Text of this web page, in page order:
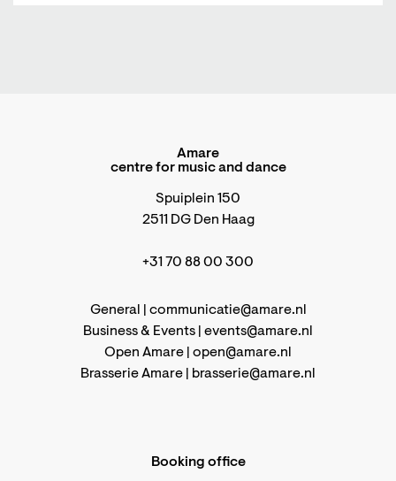
Amare
centre for music and dance
Spuiplein 150
2511 DG Den Haag
+31 70 88 00 300
General | communicatie@amare.nl
Business & Events | events@amare.nl
Open Amare | open@amare.nl
Brasserie Amare | brasserie@amare.nl
Booking office